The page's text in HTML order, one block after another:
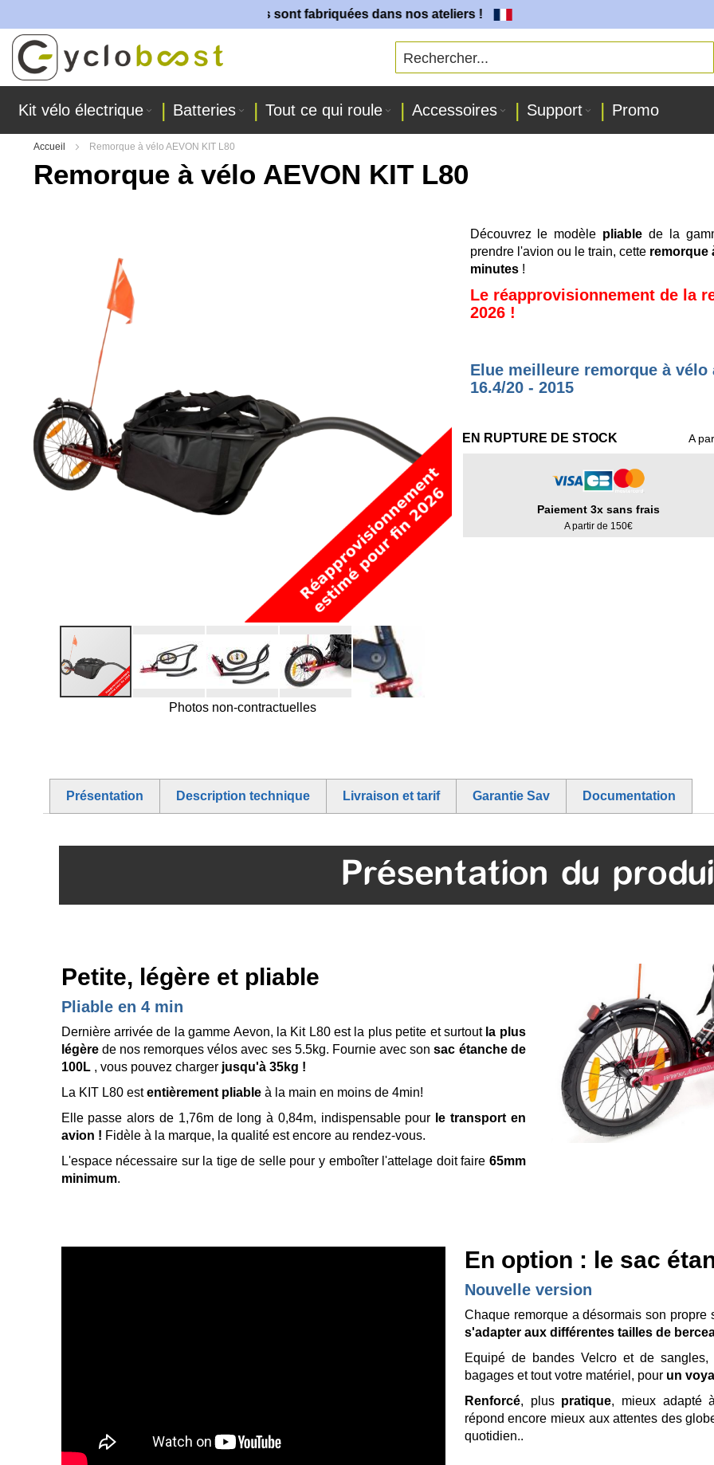
Toutes nos batteries sont fabriquées dans nos ateliers !
Allez
au
contenu
Kit vélo électrique Batteries Tout ce qui roule Accessoires Support Promo
Accueil Remorque à vélo AEVON KIT L80
Remorque à vélo AEVON KIT L80
Photos non-contractuelles
beginning
the
gallery
Découvrez le modèle pliable de la
prendre l'avion ou le train, cette remorque
minutes!
Le réapprovisionnement de la
2026 !
Elue meilleure remorque à
16.4/20 - 2015
EN RUPTURE DE STOCK A
Paiement 3x sans frais
A partir de 150€
Présentation Description technique Livraison et tarif Garantie Sav Documentation
Présentation du
Petite, légère et pliable
Pliable en 4 min
Dernière arrivée de la gamme Aevon, la Kit L80 est la plus petite et surtout la plus
légèrede nos remorques vélos avec ses 5.5kg. Fournie avec son sac étanche de
100L, vous pouvez charger jusqu'à 35kg !
La KIT L80 estentièrement pliableà la main en moins de 4min!
Elle passe alors de 1,76m de long à 0,84m, indispensable pour le transport en
avion ! Fidèle à la marque, la qualité est encore au rendez-vous.
L'espace nécessaire sur la tige de selle pour y emboîter l'attelage doit faire 65mm
minimum.
En option : le sac
Nouvelle version
Chaque remorque a désormais son propre
s'adapter aux différentes tailles de
Equipé de bandes Velcro et de
bagages et tout votre matériel, pour un
Renforcé, plus pratique, mieux adapté
répond encore mieux aux attentes des
quotidien..